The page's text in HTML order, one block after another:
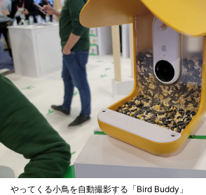
やってくる小鳥を自動撮影する「Bird Buddy」